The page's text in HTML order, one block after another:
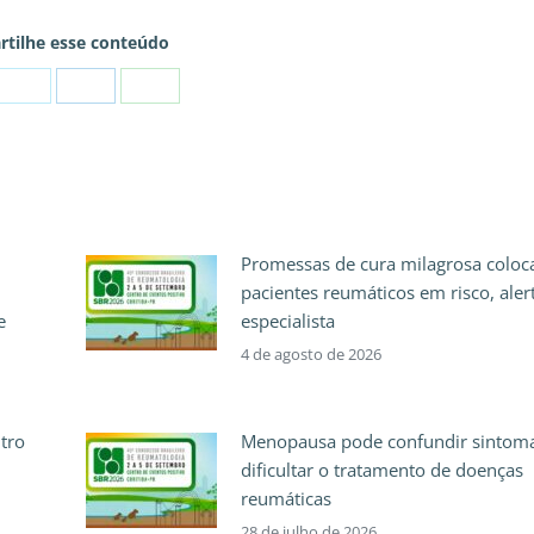
esse conteúdo
Promessas de cura milagrosa
pacientes reumáticos em risco,
especialista
4 de agosto de 2026
Menopausa pode confundir
dificultar o tratamento de doenças
reumáticas